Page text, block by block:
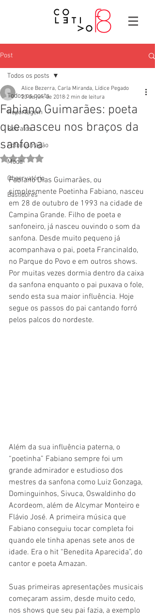
Post
Todos os posts
Reportagem
Retratos
Fotoilustração
Moda
Observatório
Bastidores
Todos os posts
Fabiano Guimarães: poeta
que nasceu nos braços da
sanfona
Alice Bezerra, Carla Miranda, Lídice Pegado
20 de jun. de 2018 2 min de leitura
Avaliado com NaN de 5 estrelas.
Fabiano Dias Guimarães, ou
simplesmente Poetinha Fabiano, nasceu
em 28 de outubro de 1993 na cidade de
Campina Grande. Filho de poeta e
sanfoneiro, já nasceu ouvindo o som da
sanfona. Desde muito pequeno já
acompanhava o pai, poeta Francinaldo,
no Parque do Povo e em outros shows.
Por muitas vezes dormia dentro da caixa
da sanfona enquanto o pai puxava o fole,
sendo esta sua maior influência. Hoje
segue os passos do pai cantando forró
pelos palcos do nordeste.
Além da sua influência paterna, o
“poetinha” Fabiano sempre foi um
grande admirador e estudioso dos
mestres da sanfona como Luiz Gonzaga,
Dominguinhos, Sivuca, Oswaldinho do
Acordeom, além de Alcymar Monteiro e
Flávio José. A primeira música que
Fabiano conseguiu tocar completa foi
quando ele tinha apenas sete anos de
idade. Era o hit “Benedita Aparecida”, do
cantor e poeta Amazan.
Suas primeiras apresentações musicais
começaram assim, desde muito cedo,
nos shows que seu pai fazia, a exemplo